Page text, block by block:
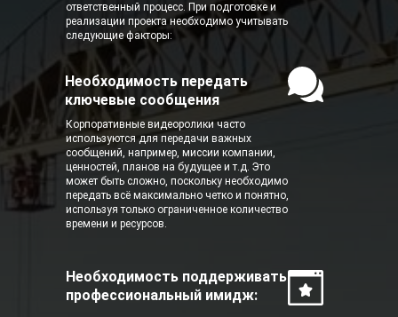
Необходимость передать
ключевые сообщения
ответственный процесс. При подготовке и
реализации проекта необходимо учитывать
следующие факторы:
Необходимость поддерживать
профессиональный имидж:
Корпоративные видеоролики часто
используются для передачи важных
сообщений, например, миссии компании,
ценностей, планов на будущее и т.д. Это
может быть сложно, поскольку необходимо
передать всё максимально четко и понятно,
используя только ограниченное количество
времени и ресурсов.